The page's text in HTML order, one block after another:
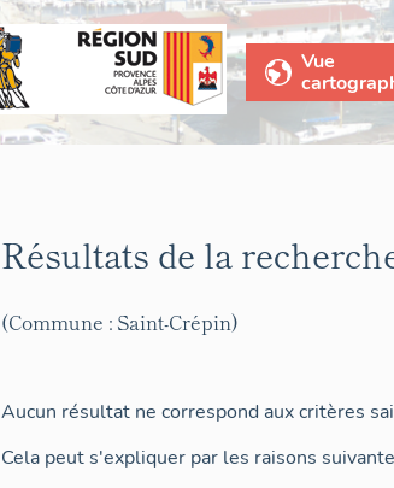
Vue
Résultats de la
(Commune : Saint-Crépin)
Aucun résultat ne correspond aux critères
Cela peut s'expliquer par les raisons